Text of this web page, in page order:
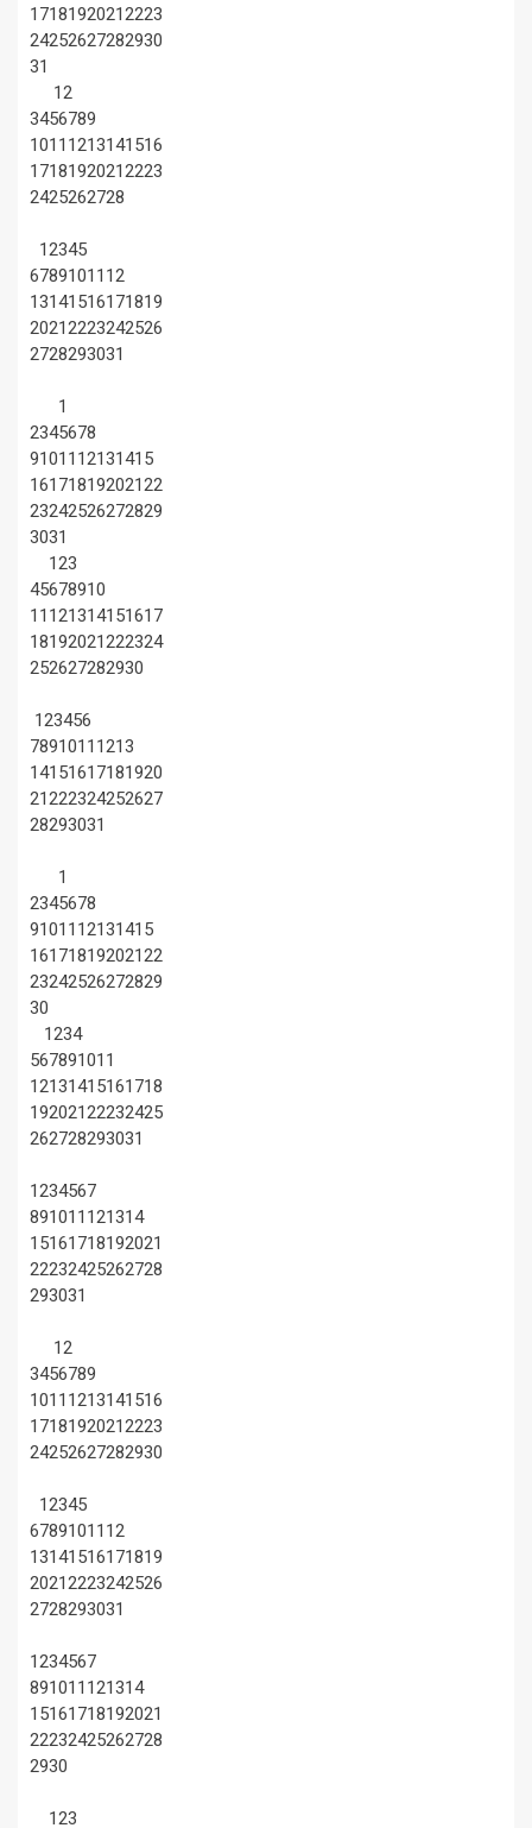
17181920212223
24252627282930
31
12
3456789
1011 1213141516
17181920212223
2425262728
12345
67891011 12
13141516171819
20212223242526
2728293031
1
2345678
91011 12131415
16171819202122
23242526272829
3031
123
45678910
11 121314151617
18192021222324
252627282930
123456
7891011 1213
14151617181920
21222324252627
28293031
1
2345678
91011 12131415
16171819202122
23242526272829
30
1234
567891011
12131415161718
19202122232425
262728293031
1234567
891011 121314
15161718192021
22232425262728
293031
12
3456789
1011 1213141516
17181920212223
24252627282930
12345
67891011 12
13141516171819
20212223242526
2728293031
1234567
891011 121314
15161718192021
22232425262728
2930
123